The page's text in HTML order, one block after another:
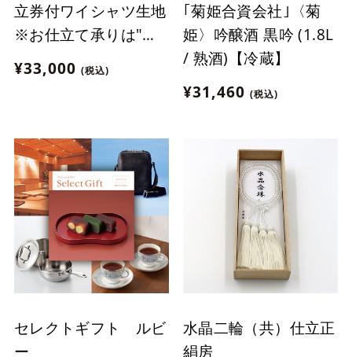
立券付ワイシャツ生地
※お仕立て承りは"金
沢エムザ"のみ
¥33,000 (税込)
｢菊姫合資会社｣〈菊
姫〉吟醸酒 黒吟 (1.8L
/ 熟酒)【冷蔵】
¥31,460 (税込)
セレクトギフト ルビ
ー
水晶二輪（共）仕立正
絹房